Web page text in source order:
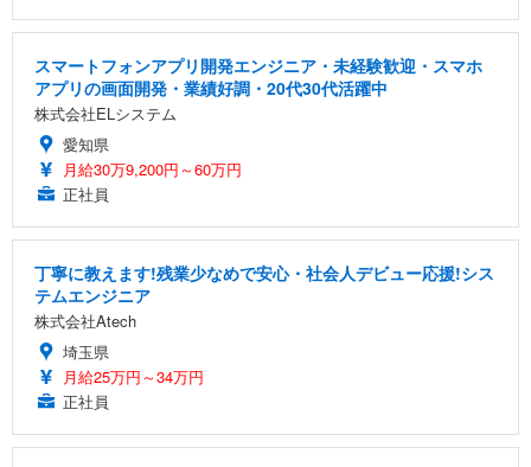
スマートフォンアプリ開発エンジニア・未経験歓迎・スマホ
アプリの画面開発・業績好調・20代30代活躍中
株式会社ELシステム
愛知県
月給30万9,200円～60万円
正社員
丁寧に教えます!残業少なめで安心・社会人デビュー応援!シス
テムエンジニア
株式会社Atech
埼玉県
月給25万円～34万円
正社員